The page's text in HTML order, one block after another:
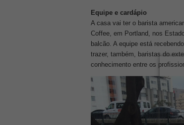
Equipe e cardápio
A casa vai ter o barista
Coffee, em Portland, nos
balcão. A equipe está
trazer, também, baristas do
conhecimento entre os